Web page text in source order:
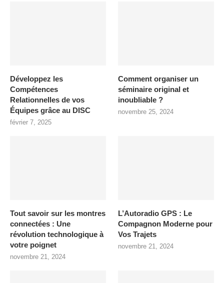
Développez les
Compétences
Relationnelles de vos
Équipes grâce au DISC
février 7, 2025
Comment organiser un
séminaire original et
inoubliable ?
novembre 25, 2024
Tout savoir sur les montres
connectées : Une
révolution technologique à
votre poignet
novembre 21, 2024
L’Autoradio GPS : Le
Compagnon Moderne pour
Vos Trajets
novembre 21, 2024